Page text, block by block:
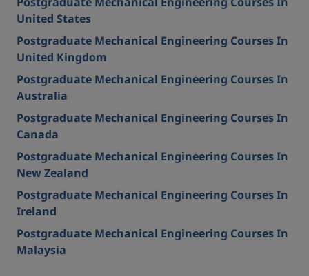
United States
Postgraduate Mechanical Engineering Courses In
United Kingdom
Postgraduate Mechanical Engineering Courses In
Australia
Postgraduate Mechanical Engineering Courses In
Canada
Postgraduate Mechanical Engineering Courses In
New Zealand
Postgraduate Mechanical Engineering Courses In
Ireland
Postgraduate Mechanical Engineering Courses In
Malaysia